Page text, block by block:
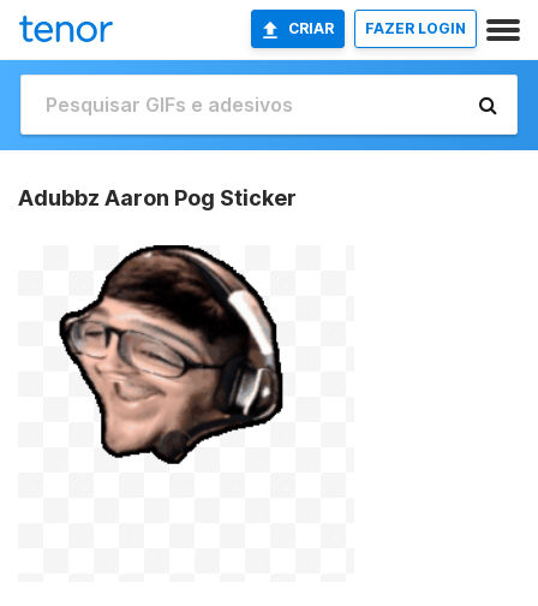
CRIAR FAZER LOGIN
Adubbz Aaron Pog Sticker